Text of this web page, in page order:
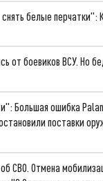
белые перчатки":
от боевиков ВСУ. Но
Большая ошибка
поставки
СВО. Отмена